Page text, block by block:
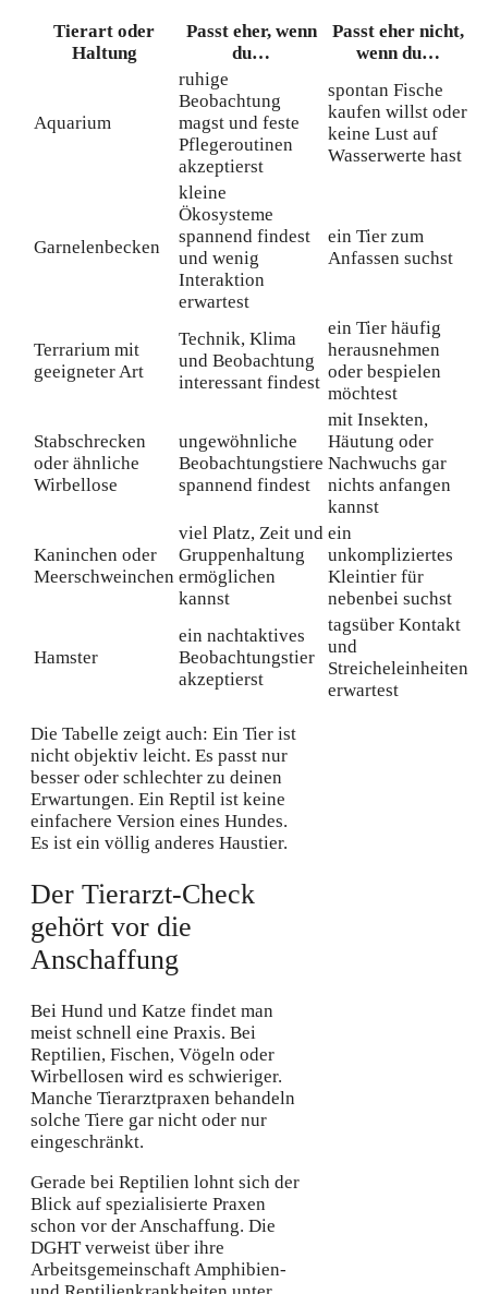
Tierart oder
Haltung
Passt eher, wenn
du…
Passt eher nicht,
wenn du…
Aquarium
ruhige
Beobachtung
magst und feste
Pflegeroutinen
akzeptierst
spontan Fische
kaufen willst oder
keine Lust auf
Wasserwerte hast
Garnelenbecken
kleine
Ökosysteme
spannend findest
und wenig
Interaktion
erwartest
ein Tier zum
Anfassen suchst
Terrarium mit
geeigneter Art
Technik, Klima
und Beobachtung
interessant findest
ein Tier häufig
herausnehmen
oder bespielen
möchtest
Stabschrecken
oder ähnliche
Wirbellose
ungewöhnliche
Beobachtungstiere
spannend findest
mit Insekten,
Häutung oder
Nachwuchs gar
nichts anfangen
kannst
Kaninchen oder
Meerschweinchen
viel Platz, Zeit und
Gruppenhaltung
ermöglichen
kannst
ein
unkompliziertes
Kleintier für
nebenbei suchst
Hamster
ein nachtaktives
Beobachtungstier
akzeptierst
tagsüber Kontakt
und
Streicheleinheiten
erwartest
Die Tabelle zeigt auch: Ein Tier ist
nicht objektiv leicht. Es passt nur
besser oder schlechter zu deinen
Erwartungen. Ein Reptil ist keine
einfachere Version eines Hundes.
Es ist ein völlig anderes Haustier.
Der Tierarzt-Check
gehört vor die
Anschaffung
Bei Hund und Katze findet man
meist schnell eine Praxis. Bei
Reptilien, Fischen, Vögeln oder
Wirbellosen wird es schwieriger.
Manche Tierarztpraxen behandeln
solche Tiere gar nicht oder nur
eingeschränkt.
Gerade bei Reptilien lohnt sich der
Blick auf spezialisierte Praxen
schon vor der Anschaffung. Die
DGHT verweist über ihre
Arbeitsgemeinschaft Amphibien-